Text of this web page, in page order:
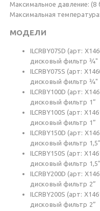
Максимальное давление: (8
Максимальная
МОДЕЛИ
ILCRBY075D (арт:
дисковый фильтр ¾"
ILCRBY075S (арт:
дисковый фильтр ¾"
ILCRBY100D (арт:
дисковый фильтр 1”
ILCRBY100S (арт:
дисковый фильтр 1”
ILCRBY150D (арт:
дисковый фильтр 1,5”
ILCRBY150S (арт:
дисковый фильтр 1,5”
ILCRBY200D (арт:
дисковый фильтр 2”
ILCRBY200S (арт:
дисковый фильтр 2”